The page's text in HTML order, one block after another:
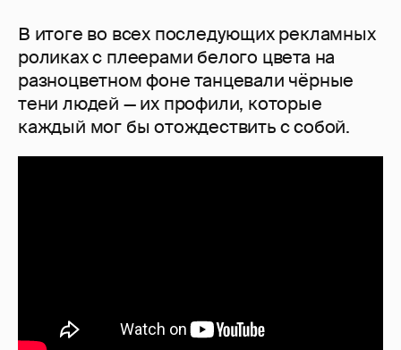
В итоге во всех последующих рекламных
роликах с плеерами белого цвета на
разноцветном фоне танцевали чёрные
тени людей — их профили, которые
каждый мог бы отождествить с собой.